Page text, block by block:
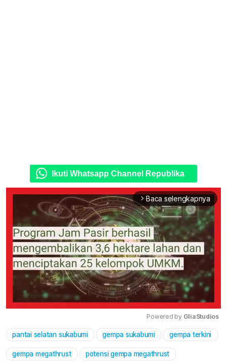
Ikuti Whatsapp Channel Republika
arrow_forward_ios Baca selengkapnya
Mute
Powered by GliaStudios
pantai selatan sukabumi gempa sukabumi gempa terkini
gempa megathrust potensi gempa megathrust